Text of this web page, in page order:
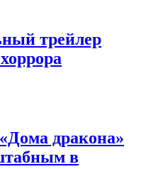
трейлер
дракона»
в